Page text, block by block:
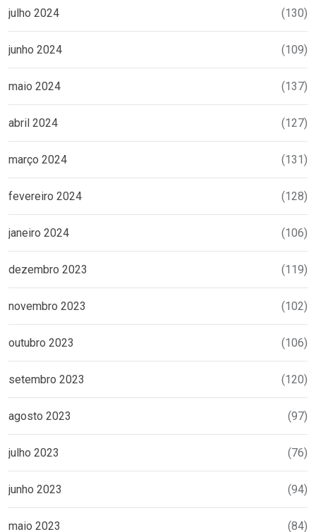
julho 2024 (130)
junho 2024 (109)
maio 2024 (137)
abril 2024 (127)
março 2024 (131)
fevereiro 2024 (128)
janeiro 2024 (106)
dezembro 2023 (119)
novembro 2023 (102)
outubro 2023 (106)
setembro 2023 (120)
agosto 2023 (97)
julho 2023 (76)
junho 2023 (94)
maio 2023 (84)